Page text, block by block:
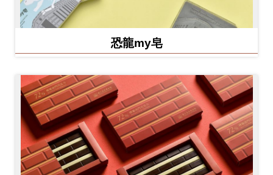
恐龍my皂